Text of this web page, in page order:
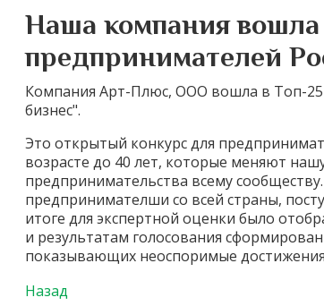
Наша компания
предпринимателей
Компания Арт-Плюс, ООО вошла в Топ-
бизнес".
Это открытый конкурс для
возрасте до 40 лет, которые меняют
предпринимательства всему
предпринимателши со всей страны,
итоге для экспертной оценки было
и результатам голосования
показывающих неоспоримые достижения
Назад